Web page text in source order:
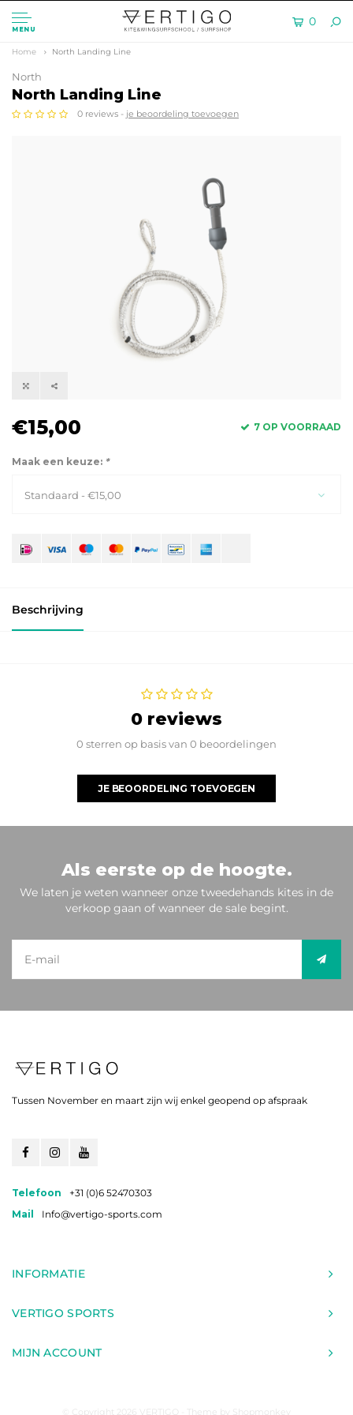
MENU
0
Home North Landing Line
North
North Landing Line
0 reviews - je beoordeling toevoegen
€15,00 7 OP VOORRAAD
Maak een keuze: *
Standaard - €15,00
Beschrijving
0 reviews
0 sterren op basis van 0 beoordelingen
JE BEOORDELING TOEVOEGEN
Als eerste op de hoogte.
We laten je weten wanneer onze tweedehands kites in de
verkoop gaan of wanneer de sale begint.
Tussen November en maart zijn wij enkel geopend op afspraak
Telefoon
+31 (0)6 52470303
Mail
Info@vertigo-sports.com
INFORMATIE
VERTIGO SPORTS
MIJN ACCOUNT
© Copyright 2026 VERTIGO - Theme by Shopmonkey